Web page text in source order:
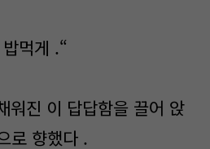
먹게 .“
워진 이 답답함을 끌어 앉
로 향했다 .